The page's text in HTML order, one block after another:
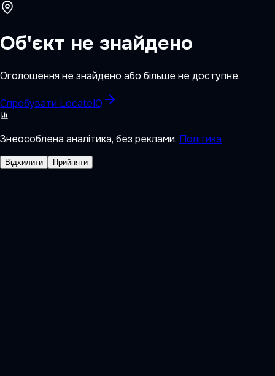
Об'єкт не знайдено
Оголошення не знайдено або більше не доступне.
Спробувати LocateIQ
Знеособлена аналітика, без реклами. Політика
Відхилити Прийняти